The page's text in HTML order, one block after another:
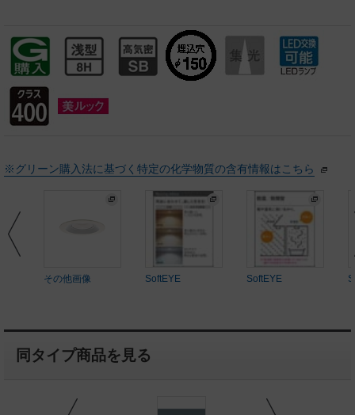
※グリーン購入法に基づく特定の化学物質の含有情報はこちら
その他画像 SoftEYE SoftEYE
同タイプ商品を見る